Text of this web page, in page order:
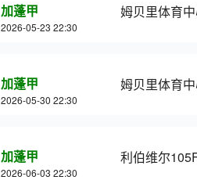
加蓬甲
2026-05-23 22:30
姆贝里体育
加蓬甲
2026-05-30 22:30
姆贝里体育
加蓬甲
2026-06-03 22:30
利伯维尔